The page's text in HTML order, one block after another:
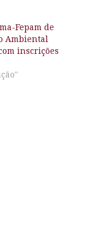
Fepam de
Ambiental
inscrições